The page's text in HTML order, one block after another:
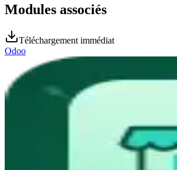
Modules associés
Téléchargement immédiat
Odoo